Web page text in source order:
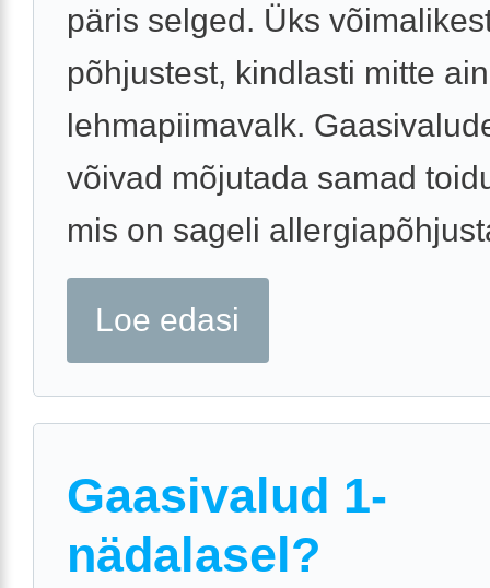
päris selged. Üks
põhjustest, kindlasti mitte
lehmapiimavalk.
võivad mõjutada samad
mis on sageli
Loe edasi
Gaasivalud 1-
nädalasel?